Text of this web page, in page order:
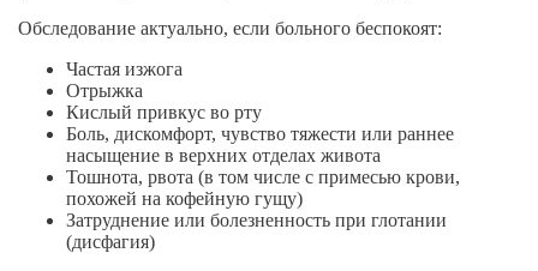
Обследование актуально, если больного беспокоят:
Частая изжога
Отрыжка
Кислый привкус во рту
Боль, дискомфорт, чувство тяжести или раннее
насыщение в верхних отделах живота
Тошнота, рвота (в том числе с примесью крови,
похожей на кофейную гущу)
Затруднение или болезненность при глотании
(дисфагия)